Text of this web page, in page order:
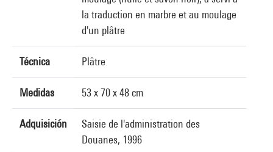
la traduction en marbre et au moulage
d'un plâtre
Técnica Plâtre
Medidas 53 x 70 x 48 cm
Adquisición
Saisie de l'administration des
Douanes, 1996